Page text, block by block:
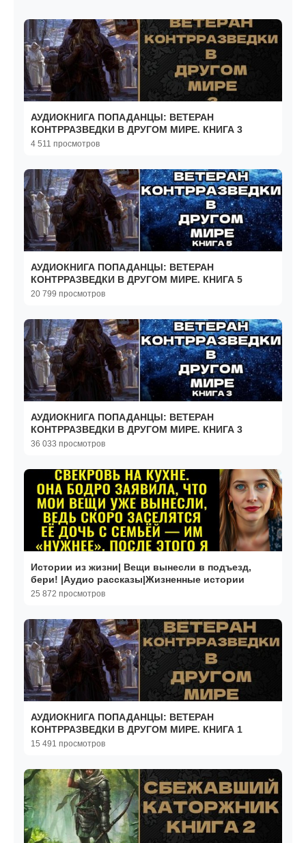
АУДИОКНИГА ПОПАДАНЦЫ: ВЕТЕРАН
КОНТРРАЗВЕДКИ В ДРУГОМ МИРЕ. КНИГА 3
4 511 просмотров
АУДИОКНИГА ПОПАДАНЦЫ: ВЕТЕРАН
КОНТРРАЗВЕДКИ В ДРУГОМ МИРЕ. КНИГА 5
20 799 просмотров
АУДИОКНИГА ПОПАДАНЦЫ: ВЕТЕРАН
КОНТРРАЗВЕДКИ В ДРУГОМ МИРЕ. КНИГА 3
36 033 просмотров
Истории из жизни| Вещи вынесли в подъезд,
бери! |Аудио рассказы|Жизненные истории
25 872 просмотров
АУДИОКНИГА ПОПАДАНЦЫ: ВЕТЕРАН
КОНТРРАЗВЕДКИ В ДРУГОМ МИРЕ. КНИГА 1
15 491 просмотров